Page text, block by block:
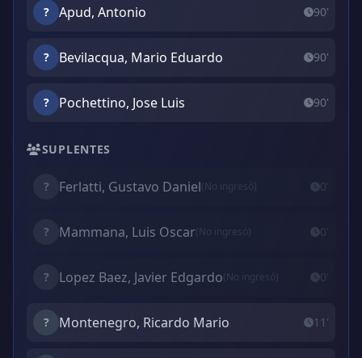
? Apud, Antonio 90'
? Bevilacqua, Mario Eduardo 90'
? Pochettino, Jose Luis 90'
SUPLENTES
? Ferlatti, Gustavo Daniel(No ingresó) 0'
? Mammana, Luis Oscar(No ingresó) 0'
? Lopez Baez, Javier Edgardo(No ingresó) 0'
? Montenegro, Ricardo Mario 11'